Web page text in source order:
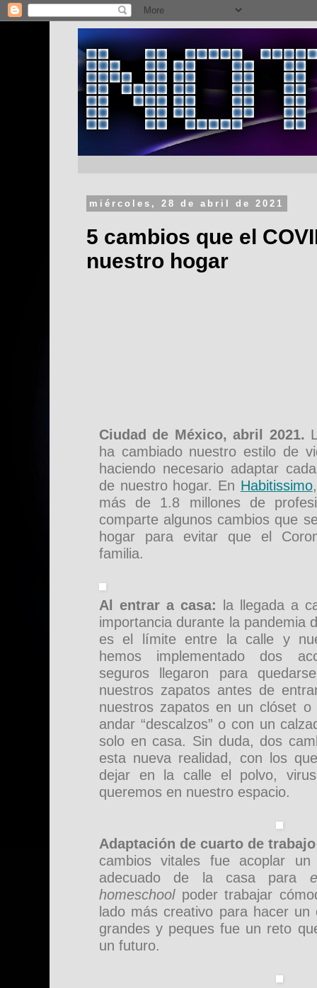
miércoles, 28 de abril de 2021
5 cambios que el
nuestro hogar
Ciudad de México, abril 2021.
ha cambiado nuestro estilo de
haciendo necesario adaptar
de nuestro hogar. En Habitissimo
más de 1.8 millones de
comparte algunos cambios que
hogar para evitar que el
familia.
Al entrar a casa:
la llegada a
importancia durante la pandemia
es el límite entre la calle y
hemos implementado dos
seguros llegaron para
nuestros zapatos antes de
nuestros zapatos en un clóset o
andar “descalzos” o con un
solo en casa. Sin duda, dos
esta nueva realidad, con los
dejar en la calle el polvo,
queremos en nuestro espacio.
Adaptación de cuarto de
cambios vitales fue acoplar
adecuado de la casa para
homeschool poder trabajar
lado más creativo para hacer un
grandes y peques fue un reto
un futuro.